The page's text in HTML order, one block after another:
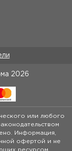
2026
или любого
Информация,
офертой и не
ресурсом.